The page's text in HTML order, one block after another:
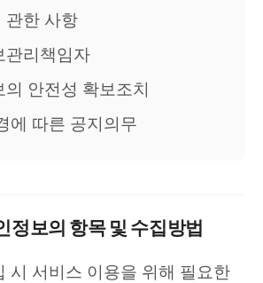
관한 사항
관리책임자
의 안전성 확보조치
에 따른 공지의무
정보의 항목 및 수집방법
시 서비스 이용을 위해 필요한